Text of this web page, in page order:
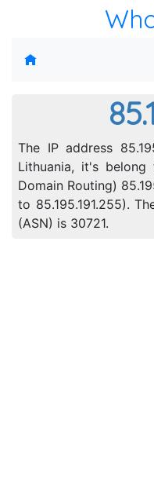
The IP address
Lithuania, it's belong
Domain Routing)
to 85.195.191.255).
(ASN) is 30721.